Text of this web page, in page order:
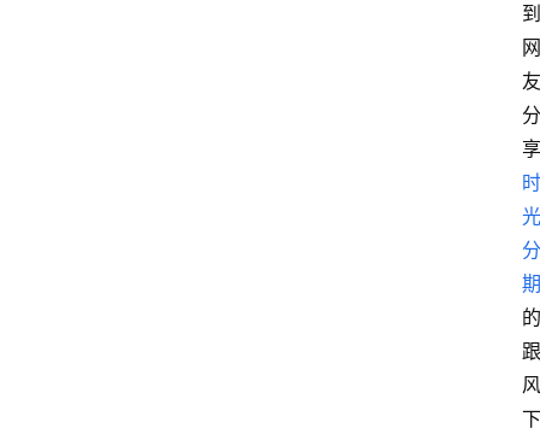
到
网
友
分
享
时
光
分
期
的
跟
风
下